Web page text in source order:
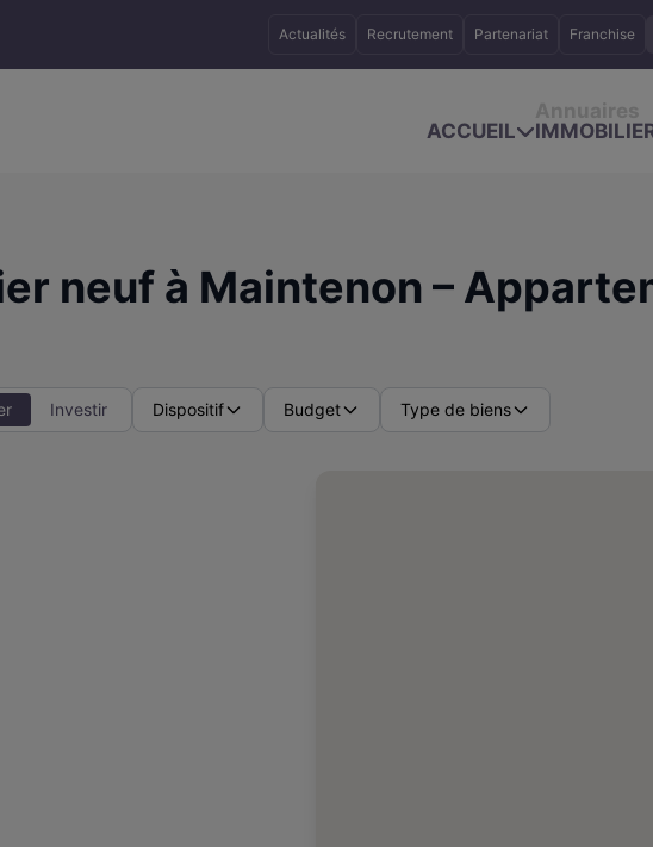
Actualités Recrutement Partenariat Franchise
ACCUEIL
neuf à Maintenon –
Investir Dispositif Budget Type de biens